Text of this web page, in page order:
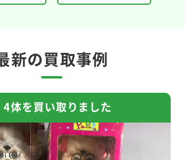
新の買取事例
4体を買い取りました